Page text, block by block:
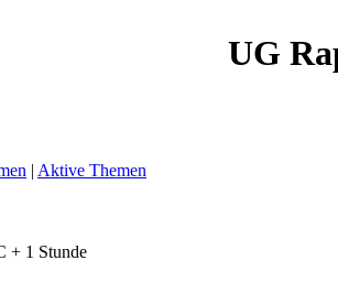
UG
| Aktive Themen
+ 1 Stunde